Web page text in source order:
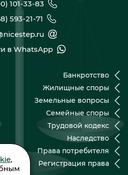
101-33-83
593-21-71
в WhatsApp
Банкротство
Жилищные споры
Земельные вопросы
Семейные споры
Трудовой кодекс
Наследство
Права потребителя
Регистрация права
,